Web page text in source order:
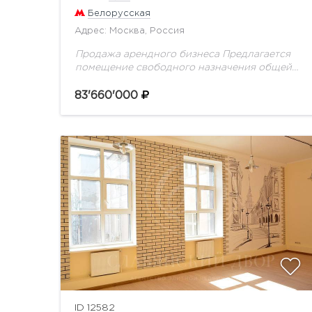
Белорусская
Адрес: Москва, Россия
Продажа арендного бизнеса Предлагается
помещение свободного назначения общей
витринные окна. Высота потолков 4,2 м.
83'660'000
ID 12582